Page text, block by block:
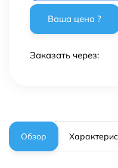
Заказать через:
Обзор